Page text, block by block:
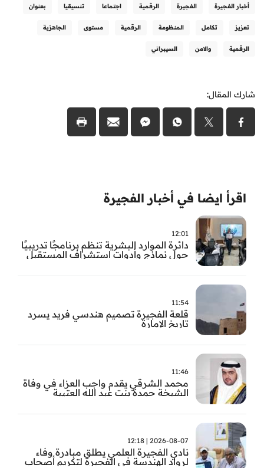
أخبار الفجيرة الفجيرة الرقمية اجتماعا تنسيقيا بعنوان
تعزيز تكامل المنظومة الرقمية مستوى الجاهزية
الرقمية والامن السيبراني
شارك المقال:
اقرأ ايضا في أخبار الفجيرة
12:01
دائرة الموارد البشرية تنظم برنامجًا تدريبيًا
حول نماذج وأدوات استشراف المستقبل
11:54
قلعة الفجيرة تصميم هندسي فريد يسرد
تاريخ الإمارة
11:46
محمد الشرقي يقدم واجب العزاء في وفاة
الشيخة حمدة بنت عبد الله العتيبة
2026-08-07 | 12:18
نادي الفجيرة العلمي يطلق مبادرة وفاء
لرواد الهندسة في الفجيرة لتكريم أصحاب